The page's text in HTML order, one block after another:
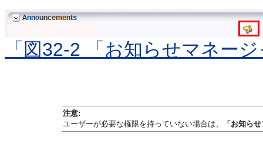
「図32-2 「お知らせマネー
注意:
ユーザーが必要な権限を持っていない場合は、
「お知ら